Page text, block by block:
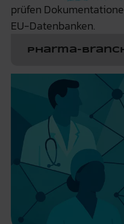
prüfen
EU-Datenbanken.
Pharma-